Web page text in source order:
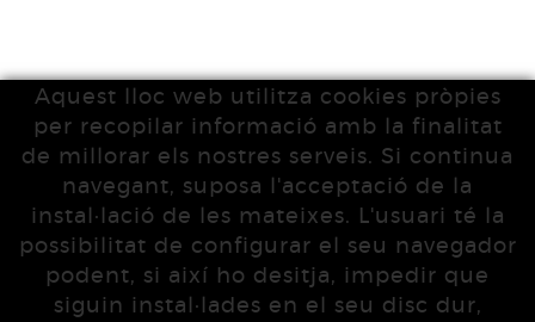
Aquest lloc web utilitza cookies pròpies
per recopilar informació amb la finalitat
de millorar els nostres serveis. Si continua
navegant, suposa l'acceptació de la
instal·lació de les mateixes. L'usuari té la
possibilitat de configurar el seu navegador
podent, si així ho desitja, impedir que
siguin instal·lades en el seu disc dur,